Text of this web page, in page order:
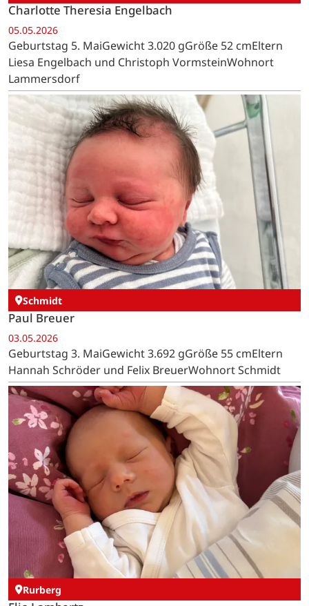
Charlotte Theresia Engelbach
05.05.2026
Geburtstag 5. MaiGewicht 3.020 gGröße 52 cmEltern
Liesa Engelbach und Christoph VormsteinWohnort
Lammersdorf
Schmidt
Paul Breuer
03.05.2026
Geburtstag 3. MaiGewicht 3.692 gGröße 55 cmEltern
Hannah Schröder und Felix BreuerWohnort Schmidt
Rurberg